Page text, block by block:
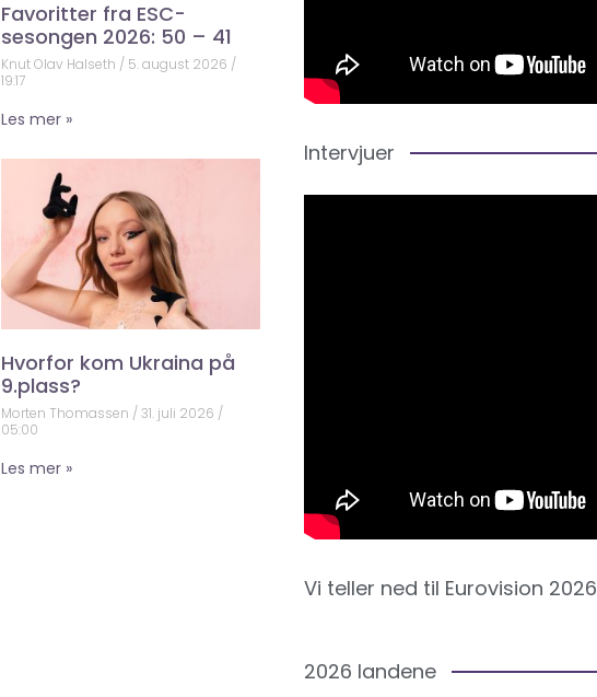
Favoritter fra ESC-
sesongen 2026: 50 – 41
Knut Olav Halseth
5. august 2026
19:17
Les mer »
Hvorfor kom Ukraina på
9.plass?
Morten Thomassen
31. juli 2026
05:00
Les mer »
Intervjuer
Vi teller ned til Eurovision 2026
2026 landene